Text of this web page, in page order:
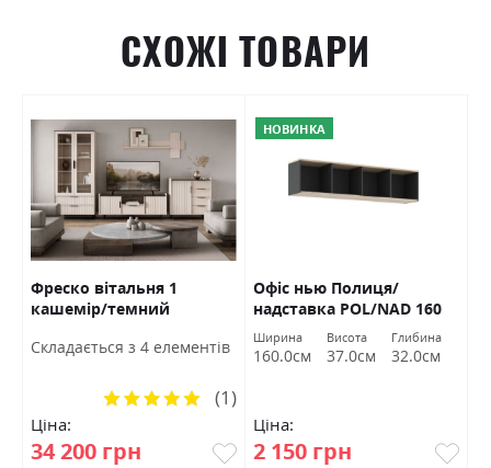
СХОЖІ ТОВАРИ
Фреско вітальня 1
кашемір/темний
Cкладається з 4 елементів
Ціна:
34 200 грн
Рейтинг:
(1)
НОВИНКА
Офіс нью Полиця/
надставка POL/NAD 160
Гербор
Ширина
160.0см
Висота
37.0см
Глибина
32.0см
Ціна:
2 150 грн